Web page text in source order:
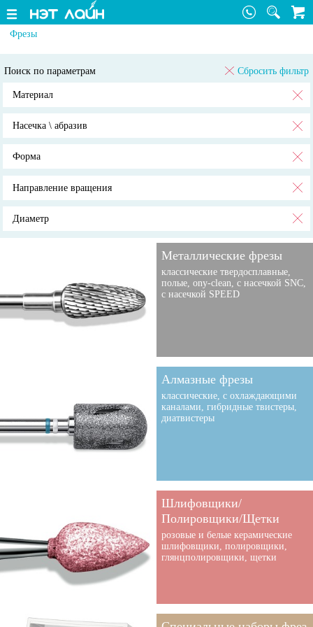
Фрезы
Поиск по параметрам Сбросить фильтр
Материал
Насечка \ абразив
Форма
Направление вращения
Диаметр
Металлические фрезы
классические твердосплавные,
полые, ony-clean, с насечкой SNC,
с насечкой SPEED
Алмазные фрезы
классические, с охлаждающими
каналами, гибридные твистеры,
диатвистеры
Шлифовщики/
Полировщики/Щетки
розовые и белые керамические
шлифовщики, полировщики,
глянцполировщики, щетки